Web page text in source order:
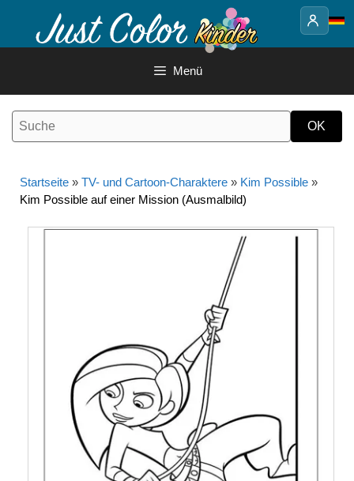
Inhalt
Menü
Startseite » TV- und Cartoon-Charaktere » Kim Possible »
Kim Possible auf einer Mission (Ausmalbild)